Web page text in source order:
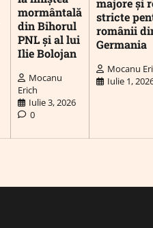
mormântală
din Bihorul
PNL și al lui
Ilie Bolojan
Mocanu
Erich
Iulie 3, 2026
0
majore și
stricte
românii
Germania
Mocanu
Iulie 1,